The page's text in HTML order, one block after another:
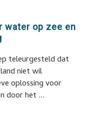
water op zee en
teleurgesteld dat
niet wil
oplossing voor
door het ...